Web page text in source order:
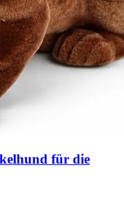
für die